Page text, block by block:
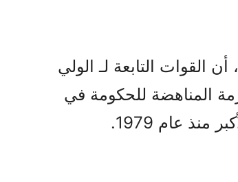
القوات التابعة لـ الولي
المناهضة للحكومة في
عام 1979.